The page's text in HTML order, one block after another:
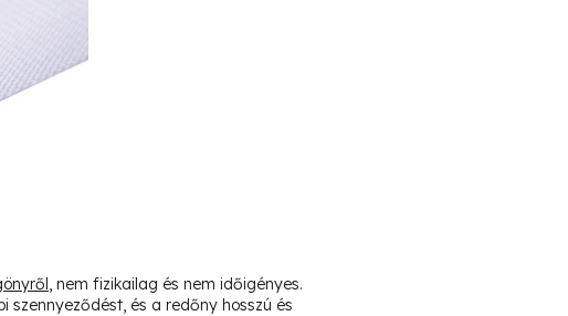
, nem fizikailag és nem időigényes.
és a redőny hosszú és